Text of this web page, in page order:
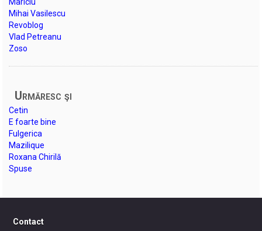
Mihai Vasilescu
Revoblog
Vlad Petreanu
Zoso
Urmăresc şi
Cetin
E foarte bine
Fulgerica
Mazilique
Roxana Chirilă
Spuse
Contact